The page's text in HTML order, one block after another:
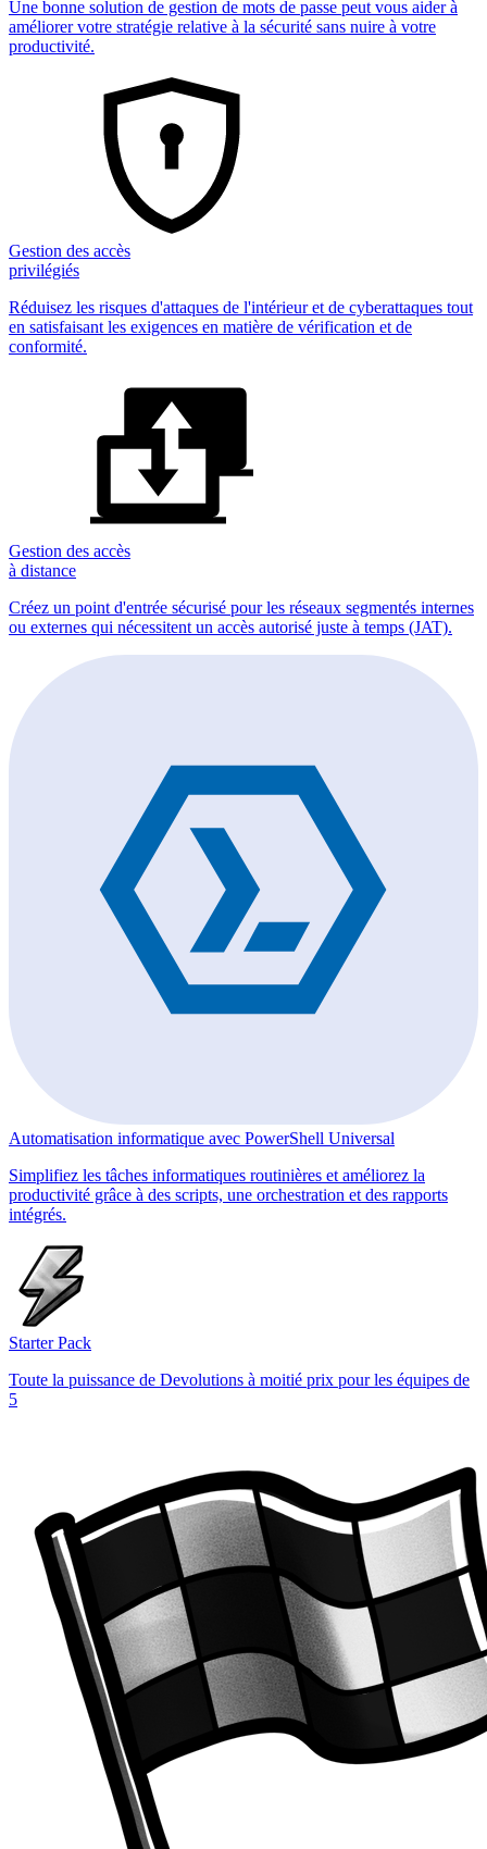
Une bonne solution de gestion de mots de passe peut vous aider à
améliorer votre stratégie relative à la sécurité sans nuire à votre
productivité.
Gestion des accès
privilégiés
Réduisez les risques d'attaques de l'intérieur et de cyberattaques tout
en satisfaisant les exigences en matière de vérification et de
conformité.
Gestion des accès
à distance
Créez un point d'entrée sécurisé pour les réseaux segmentés internes
ou externes qui nécessitent un accès autorisé juste à temps (JAT).
Automatisation informatique avec PowerShell Universal
Simplifiez les tâches informatiques routinières et améliorez la
productivité grâce à des scripts, une orchestration et des rapports
intégrés.
Starter Pack
Toute la puissance de Devolutions à moitié prix pour les équipes de
5